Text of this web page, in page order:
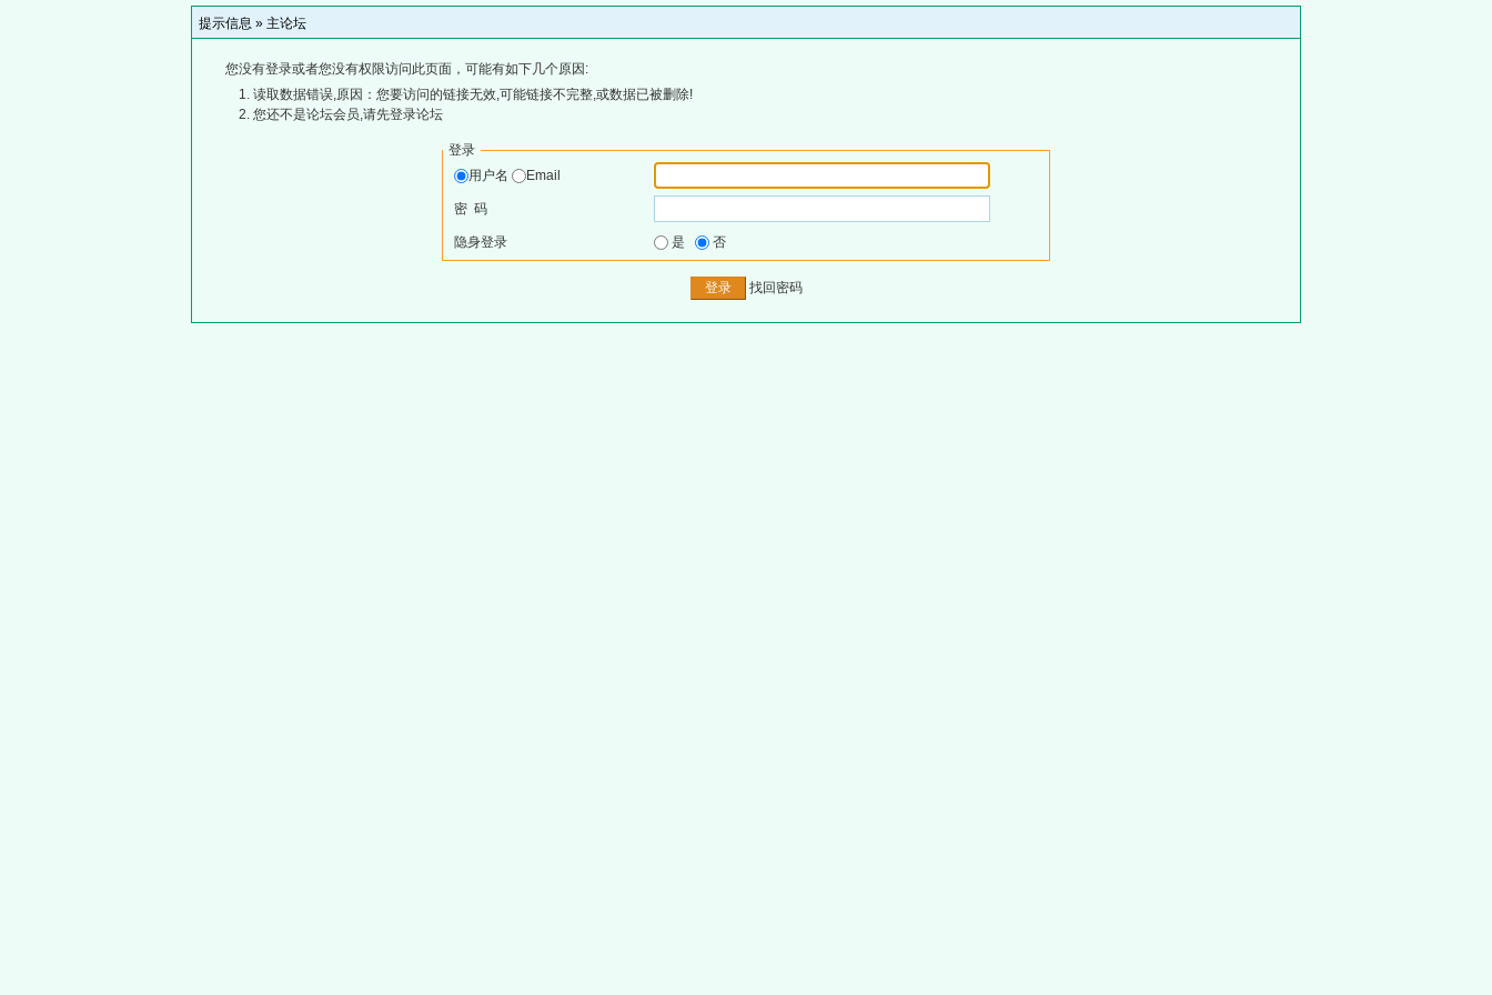
提示信息 » 主论坛
您没有登录或者您没有权限访问此页面，可能有如下几个原因:
读取数据错误,原因：您要访问的链接无效,可能链接不完整,或数据已被删除!
您还不是论坛会员,请先登录论坛
登录
用户名
Email
密 码
隐身登录 是 否
找回密码